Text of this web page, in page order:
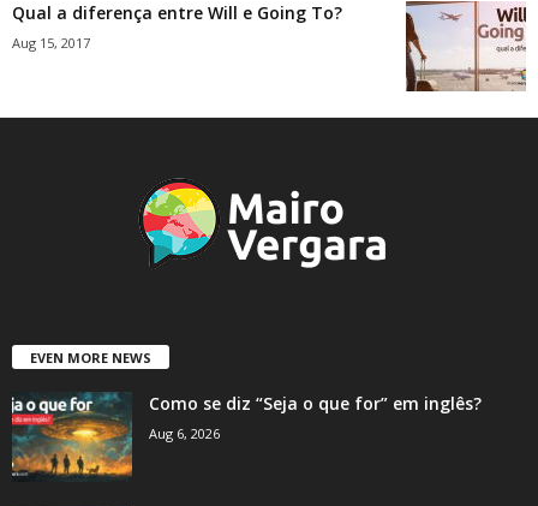
Qual a diferença entre Will e Going To?
Aug 15, 2017
EVEN MORE NEWS
Como se diz “Seja o que for” em inglês?
Aug 6, 2026